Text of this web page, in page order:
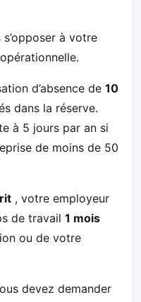
à votre
d’absence de 10
dans la réserve.
à 5 jours par an si
de moins de 50
, votre employeur
de travail 1 mois
ou de votre
devez demander